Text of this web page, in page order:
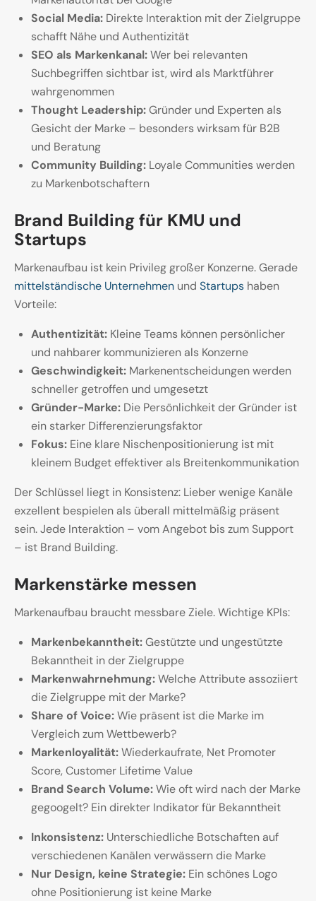
Social Media: Direkte Interaktion mit der Zielgruppe
schafft Nähe und Authentizität
SEO als Markenkanal:Wer bei relevanten
Suchbegriffen sichtbar ist, wird als Marktführer
wahrgenommen
Thought Leadership:Gründer und Experten als
Gesicht der Marke – besonders wirksam für B2B
und Beratung
Community Building: Loyale Communities werden
zu Markenbotschaftern
Brand Building für KMU und
Startups
Markenaufbau ist kein Privileg großer Konzerne. Gerade
mittelständische Unternehmen und Startups haben
Vorteile:
Authentizität: Kleine Teams können persönlicher
und nahbarer kommunizieren als Konzerne
Geschwindigkeit: Markenentscheidungen werden
schneller getroffen und umgesetzt
Gründer-Marke: Die Persönlichkeit der Gründer ist
ein starker Differenzierungsfaktor
Fokus: Eine klare Nischenpositionierung ist mit
kleinem Budget effektiver als Breitenkommunikation
Der Schlüssel liegt in Konsistenz: Lieber wenige Kanäle
exzellent bespielen als überall mittelmäßig präsent
sein. Jede Interaktion – vom Angebot bis zum Support
– ist Brand Building.
Markenstärke messen
Markenaufbau braucht messbare Ziele. Wichtige KPIs:
Markenbekanntheit:Gestützte und ungestützte
Bekanntheit in der Zielgruppe
Markenwahrnehmung:Welche Attribute assoziiert
die Zielgruppe mit der Marke?
Share of Voice:Wie präsent ist die Marke im
Vergleich zum Wettbewerb?
Markenloyalität:Wiederkaufrate, Net Promoter
Score, Customer Lifetime Value
Brand Search Volume:Wie oft wird nach der Marke
gegoogelt? Ein direkter Indikator für Bekanntheit
Inkonsistenz: Unterschiedliche Botschaften auf
verschiedenen Kanälen verwässern die Marke
Nur Design, keine Strategie: Ein schönes Logo
ohne Positionierung ist keine Marke